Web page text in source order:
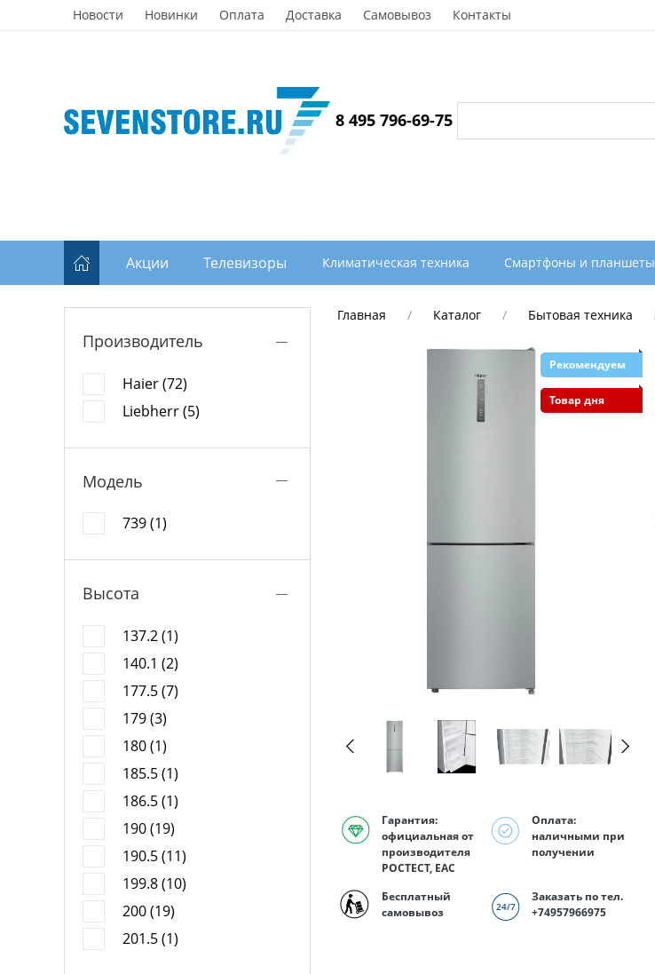
Новости Новинки Оплата Доставка Самовывоз Контакты
8 495 796-69-75
Акции Телевизоры Климатическая техника Смартфоны и планшеты
Производитель
Haier (72)
Liebherr (5)
Модель
739 (1)
Высота
137.2 (1)
140.1 (2)
177.5 (7)
179 (3)
180 (1)
185.5 (1)
186.5 (1)
190 (19)
190.5 (11)
199.8 (10)
200 (19)
201.5 (1)
Главная Каталог Бытовая техника
Рекомендуем
Товар дня
Гарантия:
официальная от
производителя
РОСТЕСТ, EAC
Оплата:
наличными при
получении
Бесплатный
самовывоз
Заказать по тел.
+74957966975